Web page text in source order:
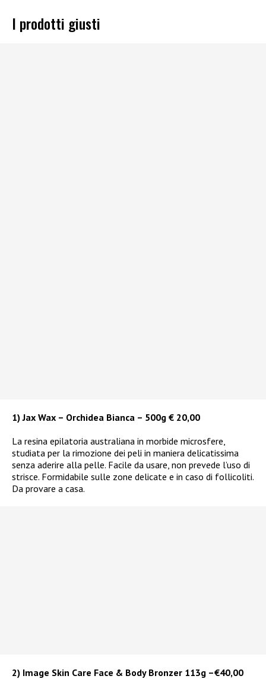
I prodotti giusti
1) Jax Wax – Orchidea Bianca – 500g € 20,00
La resina epilatoria australiana in morbide microsfere,
studiata per la rimozione dei peli in maniera delicatissima
senza aderire alla pelle. Facile da usare, non prevede l’uso di
strisce. Formidabile sulle zone delicate e in caso di follicoliti.
Da provare a casa.
2) Image Skin Care Face & Body Bronzer 113g –€40,00